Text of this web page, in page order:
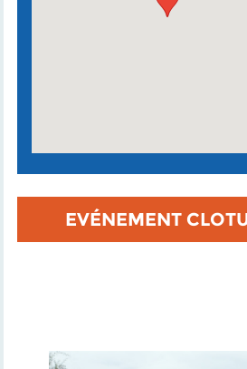
EVÉNEMENT